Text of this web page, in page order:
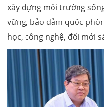
xây dựng môi trường
vững; bảo đảm quốc
học, công nghệ, đổi mới